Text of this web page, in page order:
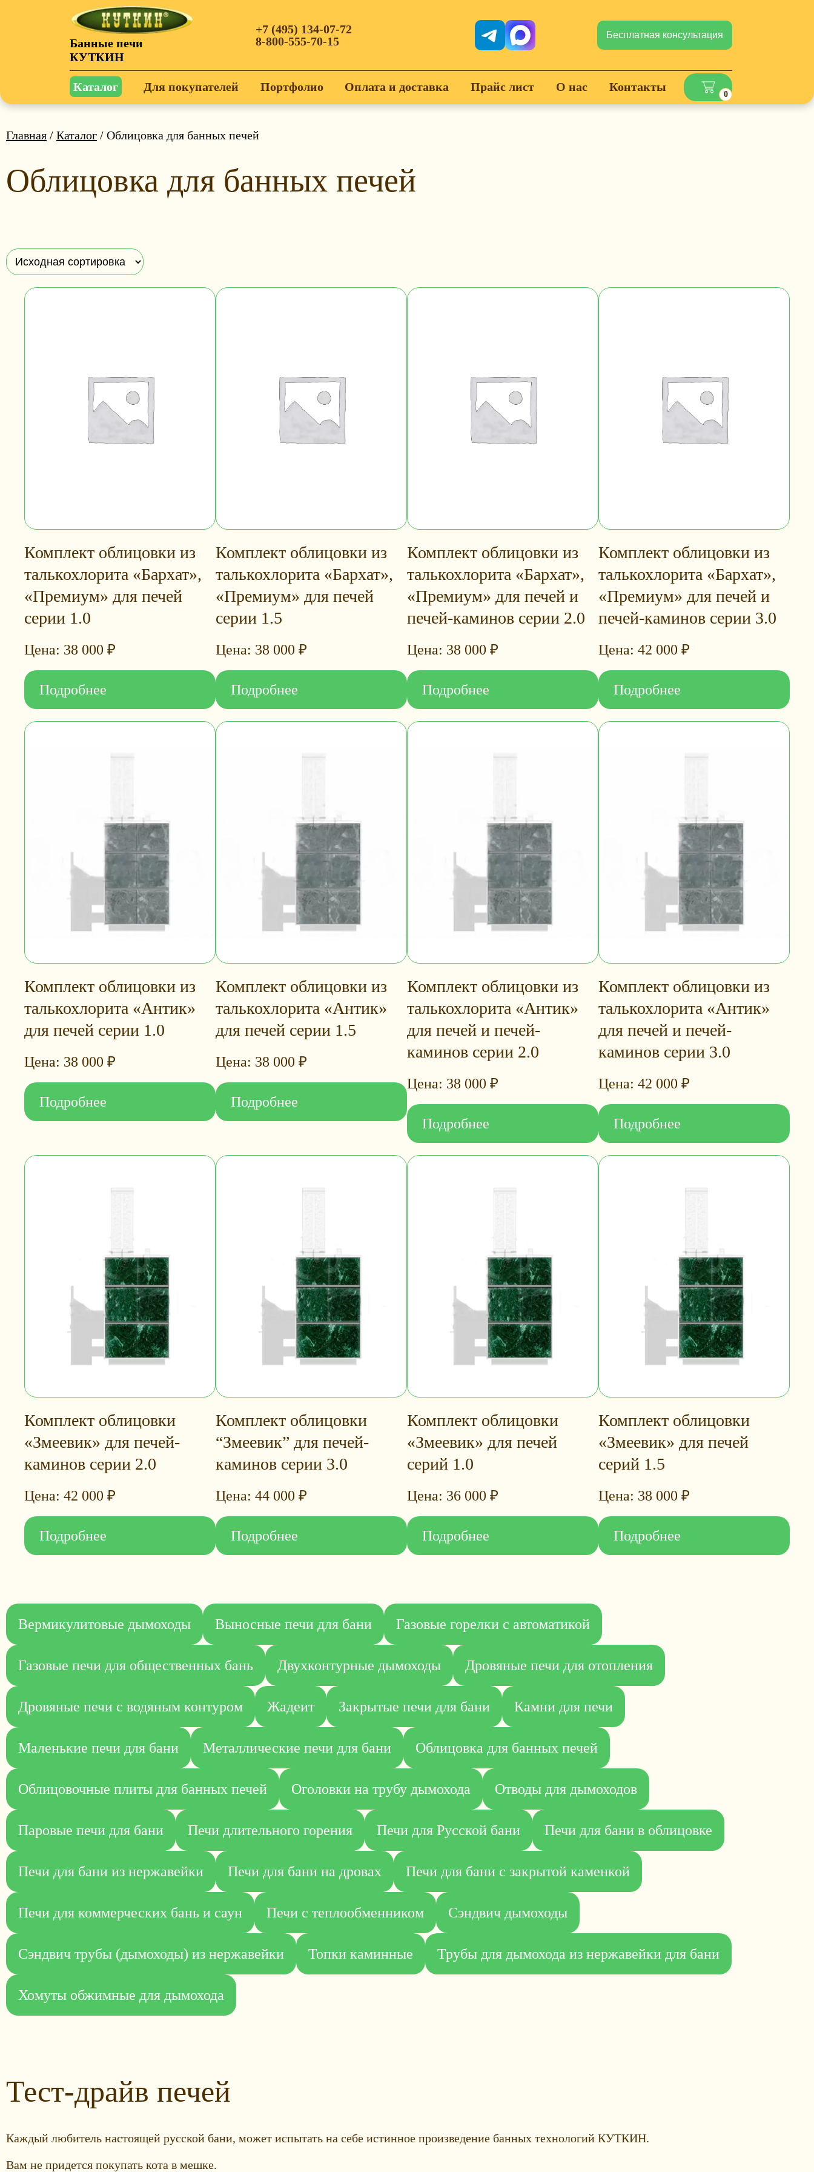
Банные печи
КУТКИН
+7 (495) 134-07-72
8-800-555-70-15
Бесплатная консультация
Каталог Для покупателей Портфолио Оплата и доставка Прайс лист О нас Контакты
0
Главная / Каталог / Облицовка для банных печей
Облицовка для банных печей
Комплект облицовки из
талькохлорита «Бархат»,
«Премиум» для печей
серии 1.0
38 000 ₽
Подробнее
Комплект облицовки из
талькохлорита «Бархат»,
«Премиум» для печей
серии 1.5
38 000 ₽
Подробнее
Комплект облицовки из
талькохлорита «Бархат»,
«Премиум» для печей и
печей-каминов серии 2.0
38 000 ₽
Подробнее
Комплект облицовки из
талькохлорита «Бархат»,
«Премиум» для печей и
печей-каминов серии 3.0
42 000 ₽
Подробнее
Комплект облицовки из
талькохлорита «Антик»
для печей серии 1.0
38 000 ₽
Подробнее
Комплект облицовки из
талькохлорита «Антик»
для печей серии 1.5
38 000 ₽
Подробнее
Комплект облицовки из
талькохлорита «Антик»
для печей и печей-
каминов серии 2.0
38 000 ₽
Подробнее
Комплект облицовки из
талькохлорита «Антик»
для печей и печей-
каминов серии 3.0
42 000 ₽
Подробнее
Комплект облицовки
«Змеевик» для печей-
каминов серии 2.0
42 000 ₽
Подробнее
Комплект облицовки
“Змеевик” для печей-
каминов серии 3.0
44 000 ₽
Подробнее
Комплект облицовки
«Змеевик» для печей
серий 1.0
36 000 ₽
Подробнее
Комплект облицовки
«Змеевик» для печей
серий 1.5
38 000 ₽
Подробнее
Вермикулитовые дымоходы Выносные печи для бани Газовые горелки с автоматикой
Газовые печи для общественных бань Двухконтурные дымоходы Дровяные печи для отопления
Дровяные печи с водяным контуром Жадеит Закрытые печи для бани Камни для печи
Маленькие печи для бани Металлические печи для бани Облицовка для банных печей
Облицовочные плиты для банных печей Оголовки на трубу дымохода Отводы для дымоходов
Паровые печи для бани Печи длительного горения Печи для Русской бани Печи для бани в облицовке
Печи для бани из нержавейки Печи для бани на дровах Печи для бани с закрытой каменкой
Печи для коммерческих бань и саун Печи с теплообменником Сэндвич дымоходы
Сэндвич трубы (дымоходы) из нержавейки Топки каминные Трубы для дымохода из нержавейки для бани
Хомуты обжимные для дымохода
Тест-драйв печей
Каждый любитель настоящей русской бани, может испытать на себе истинное произведение банных технологий КУТКИН.
Вам не придется покупать кота в мешке.